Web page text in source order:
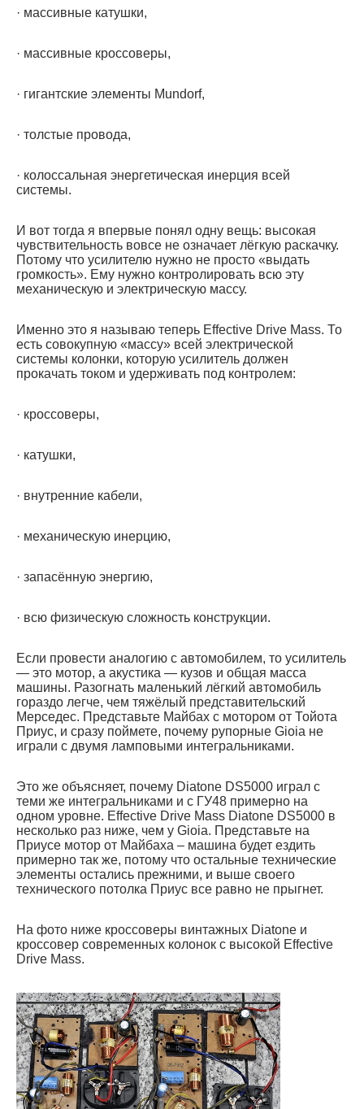
· массивные катушки,
· массивные кроссоверы,
· гигантские элементы Mundorf,
· толстые провода,
· колоссальная энергетическая инерция всей
системы.
И вот тогда я впервые понял одну вещь: высокая
чувствительность вовсе не означает лёгкую раскачку.
Потому что усилителю нужно не просто «выдать
громкость». Ему нужно контролировать всю эту
механическую и электрическую массу.
Именно это я называю теперь Effective Drive Mass. То
есть совокупную «массу» всей электрической
системы колонки, которую усилитель должен
прокачать током и удерживать под контролем:
· кроссоверы,
· катушки,
· внутренние кабели,
· механическую инерцию,
· запасённую энергию,
· всю физическую сложность конструкции.
Если провести аналогию с автомобилем, то усилитель
— это мотор, а акустика — кузов и общая масса
машины. Разогнать маленький лёгкий автомобиль
гораздо легче, чем тяжёлый представительский
Мерседес. Представьте Майбах с мотором от Тойота
Приус, и сразу поймете, почему рупорные Gioia не
играли с двумя ламповыми интегральниками.
Это же объясняет, почему Diatone DS5000 играл с
теми же интегральниками и с ГУ48 примерно на
одном уровне. Effective Drive Mass Diatone DS5000 в
несколько раз ниже, чем у Gioia. Представьте на
Приусе мотор от Майбаха – машина будет ездить
примерно так же, потому что остальные технические
элементы остались прежними, и выше своего
технического потолка Приус все равно не прыгнет.
На фото ниже кроссоверы винтажных Diatone и
кроссовер современных колонок с высокой Effective
Drive Mass.